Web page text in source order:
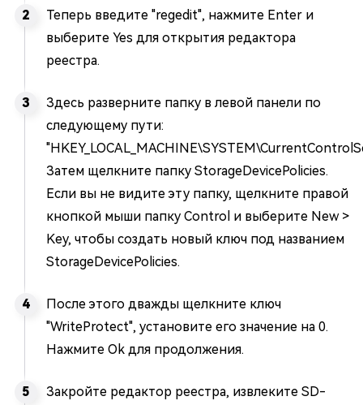
Теперь введите "regedit", нажмите Enter и
выберите Yes для открытия редактора
реестра.
Здесь разверните папку в левой панели по
следующему пути:
Затем щелкните папку StorageDevicePolicies.
Если вы не видите эту папку, щелкните правой
кнопкой мыши папку Control и выберите New >
Key, чтобы создать новый ключ под названием
StorageDevicePolicies.
После этого дважды щелкните ключ
"WriteProtect", установите его значение на 0.
Нажмите Ok для продолжения.
Закройте редактор реестра, извлеките SD-